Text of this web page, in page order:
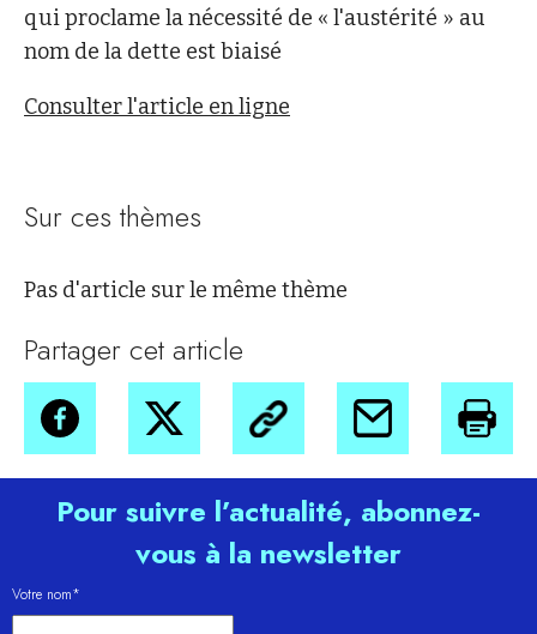
qui proclame la nécessité de « l'austérité » au
nom de la dette est biaisé
Consulter l'article en ligne
Sur ces thèmes
Pas d'article sur le même thème
Partager cet article
Pour suivre l’actualité, abonnez-
vous à la newsletter
Votre nom*